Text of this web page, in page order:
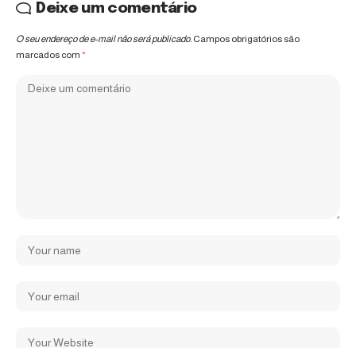
Deixe um comentário
O seu endereço de e-mail não será publicado. Campos obrigatórios são
marcados com *